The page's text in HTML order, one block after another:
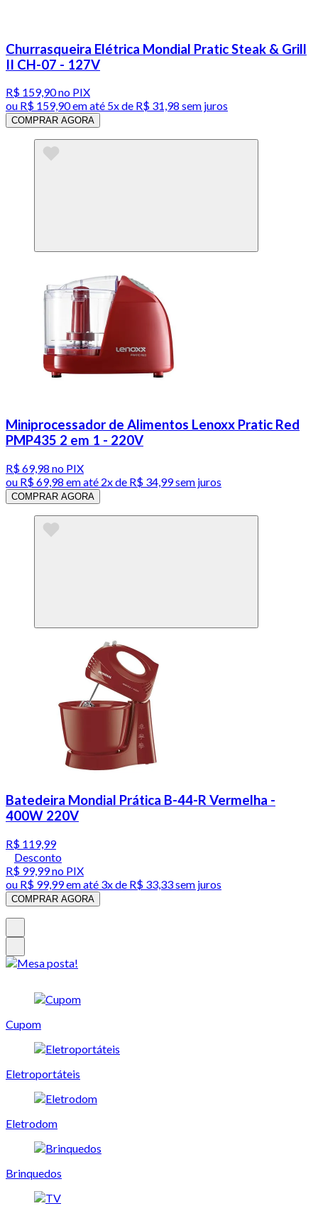
Churrasqueira Elétrica Mondial Pratic Steak & Grill
II CH-07 - 127V
R$ 159,90no PIX
ou R$ 159,90em até 5x de R$ 31,98 sem juros
COMPRAR AGORA
Miniprocessador de Alimentos Lenoxx Pratic Red
PMP435 2 em 1 - 220V
R$ 69,98 no PIX
ou R$ 69,98 em até 2x de R$ 34,99 sem juros
COMPRAR AGORA
Batedeira Mondial Prática B-44-R Vermelha -
400W 220V
R$ 119,99
Desconto
R$ 99,99no PIX
ou R$ 99,99em até 3x de R$ 33,33 sem juros
COMPRAR AGORA
Cupom
Eletroportáteis
Eletrodom
Brinquedos